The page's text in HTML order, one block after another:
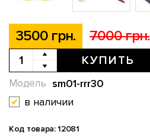
3500 грн. 7000 грн.
КУПИТЬ
sm01-rrr30
Модель
в наличии
Код товара: 12081